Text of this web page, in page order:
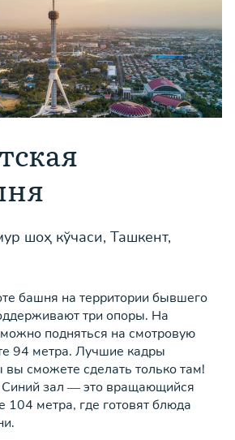
шоҳ кўчаси, Ташкент,
башня на территории бывшего
три опоры. На
подняться на смотровую
94 метра. Лучшие кадры
сможете сделать только там!
зал — это вращающийся
104 метра, где готовят блюда